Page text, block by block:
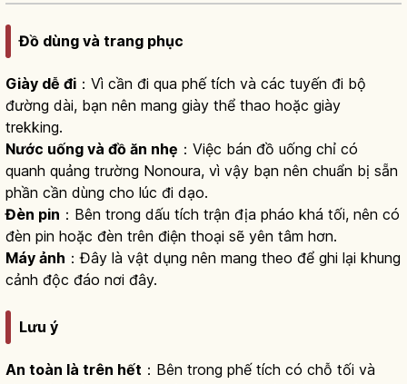
Đồ dùng và trang phục
Giày dễ đi ：Vì cần đi qua phế tích và các tuyến đi bộ
đường dài, bạn nên mang giày thể thao hoặc giày
trekking.
Nước uống và đồ ăn nhẹ ：Việc bán đồ uống chỉ có
quanh quảng trường Nonoura, vì vậy bạn nên chuẩn bị sẵn
phần cần dùng cho lúc đi dạo.
Đèn pin ：Bên trong dấu tích trận địa pháo khá tối, nên có
đèn pin hoặc đèn trên điện thoại sẽ yên tâm hơn.
Máy ảnh ：Đây là vật dụng nên mang theo để ghi lại khung
cảnh độc đáo nơi đây.
Lưu ý
An toàn là trên hết ：Bên trong phế tích có chỗ tối và